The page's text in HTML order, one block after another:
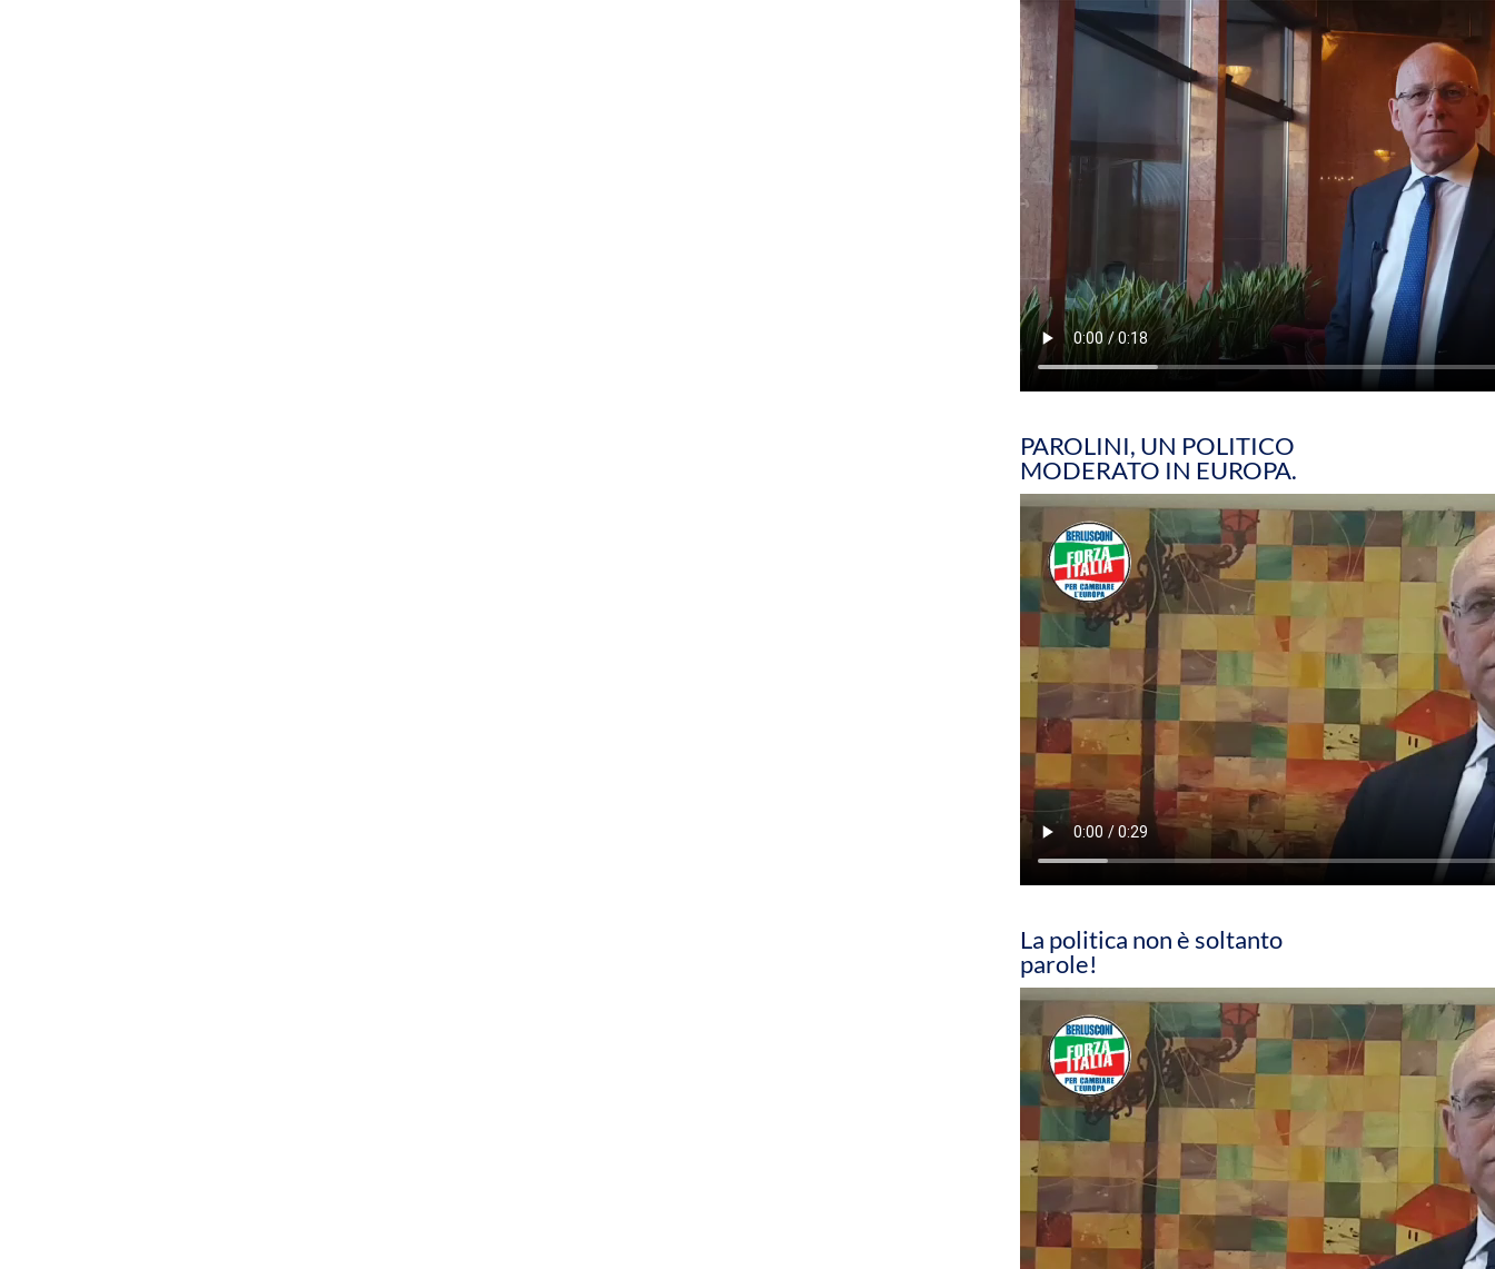
PAROLINI, UN POLITICO
MODERATO IN EUROPA.
La politica non è soltanto
parole!